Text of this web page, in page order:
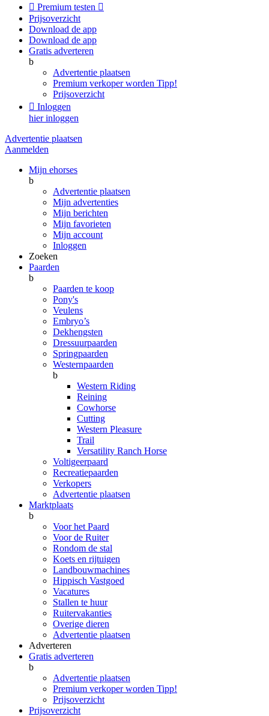
 Premium testen 
Prijsoverzicht
Download de app
Download de app
Gratis adverteren
b
Advertentie plaatsen
Premium verkoper worden Tipp!
Prijsoverzicht
 Inloggen
hier inloggen
Advertentie plaatsen
Aanmelden
Mijn ehorses
b
Advertentie plaatsen
Mijn advertenties
Mijn berichten
Mijn favorieten
Mijn account
Inloggen
Zoeken
Paarden
b
Paarden te koop
Pony's
Veulens
Embryo’s
Dekhengsten
Dressuurpaarden
Springpaarden
Westernpaarden
b
Western Riding
Reining
Cowhorse
Cutting
Western Pleasure
Trail
Versatility Ranch Horse
Voltigeerpaard
Recreatiepaarden
Verkopers
Advertentie plaatsen
Marktplaats
b
Voor het Paard
Voor de Ruiter
Rondom de stal
Koets en rijtuigen
Landbouwmachines
Hippisch Vastgoed
Vacatures
Stallen te huur
Ruitervakanties
Overige dieren
Advertentie plaatsen
Adverteren
Gratis adverteren
b
Advertentie plaatsen
Premium verkoper worden Tipp!
Prijsoverzicht
Prijsoverzicht